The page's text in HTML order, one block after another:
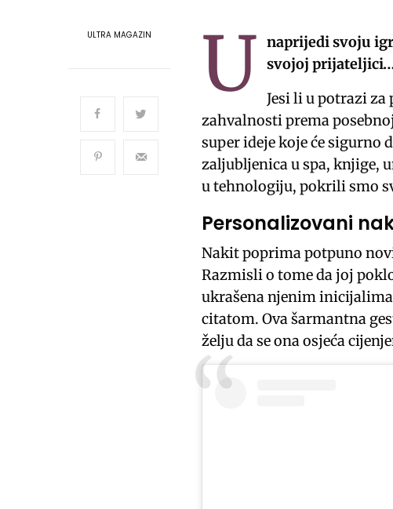
ULTRA MAGAZIN U naprijedi svoju
svojoj
Jesi li u potrazi
zahvalnosti prema
super ideje koje će sigurno
zaljubljenica u spa, knjige,
u tehnologiju, pokrili smo
Personalizovani
Nakit poprima potpuno
Razmisli o tome da joj
ukrašena njenim
citatom. Ova šarmantna
želju da se ona osjeća